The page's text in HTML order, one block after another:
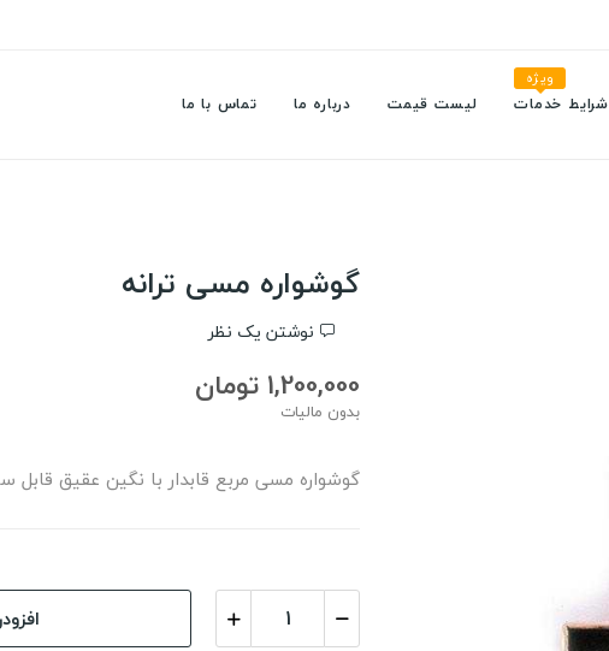
شرایط خدمات
ویژه
لیست قیمت درباره ما تماس با ما
گوشواره مسی ترانه
نوشتن یک نظر
1,200,000 تومان
بدون مالیات
گوشواره مسی مربع قابدار با نگین عقیق قابل